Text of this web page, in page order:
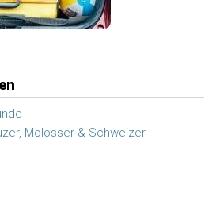
Molosser & Schweizer